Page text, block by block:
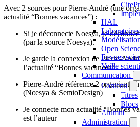
HAL
Laboratoires
Modélisation
Open
Revues
Veille
Communication
Contenu
Titres
Blocs
Alumni
Administration
Avec 2 sources pour Pierre-André (une
actualité “Bonnes vacances”) :
Si je déconnecte Noesya, je
(par la source Noesya).
Je garde la connexion de Pierre-
l’actualité “Bonnes vacances”.
Pierre-André référence 2
(Noesya & SemioDesign)
Je connecte mon actualité “Bonnes
est l’auteur